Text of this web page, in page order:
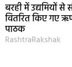
बरही में उद्यमियों
वितरित किए गए
पाठक
RashtraRakshak